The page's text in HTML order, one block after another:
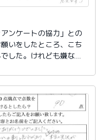
ンケートの協力」との
いをしたところ、こち
した。けれども嫌な顔
ることになると思いま
たします。
をしっかりされている
どとよく聞きますが、や
思えます）